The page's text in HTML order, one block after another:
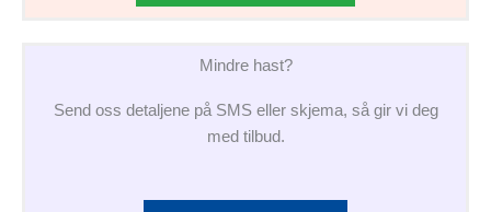
Mindre hast?
Send oss detaljene på SMS eller skjema, så gir vi deg
med tilbud.